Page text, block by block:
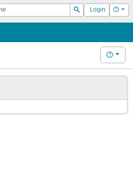
Suchen
Login Hilfe
Hilfe